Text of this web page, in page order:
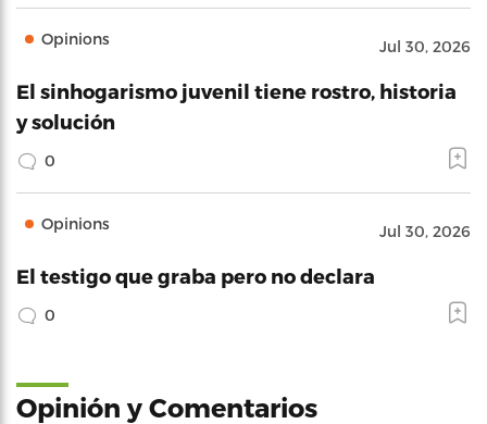
Opinions Jul 30, 2026
El sinhogarismo juvenil tiene rostro, historia
y solución
0
Opinions Jul 30, 2026
El testigo que graba pero no declara
0
Opinión y Comentarios